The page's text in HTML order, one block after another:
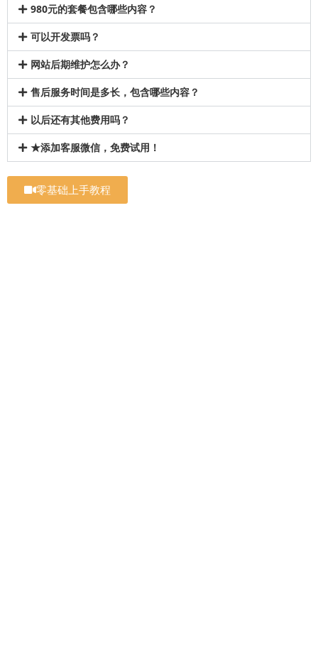
980元的套餐包含哪些内容？
可以开发票吗？
网站后期维护怎么办？
售后服务时间是多长，包含哪些内容？
以后还有其他费用吗？
★添加客服微信，免费试用！
零基础上手教程